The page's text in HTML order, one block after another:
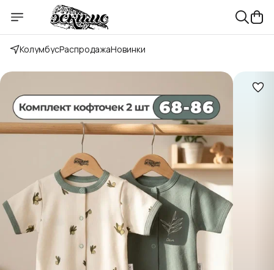
КолумбусРаспродажаНовинки